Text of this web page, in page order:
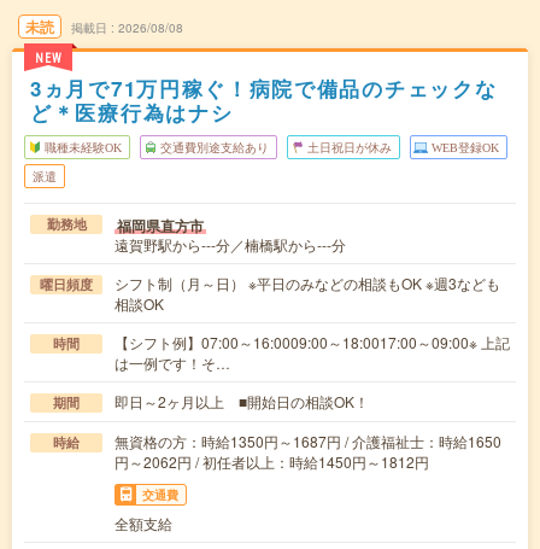
未読
NEW
掲載日 2026/08/08
3ヵ月で71万円稼ぐ！病院で備品のチェックな
ど＊医療行為はナシ
職種未経験OK 交通費別途支給あり 土日祝日が休み WEB登録OK
派遣
勤務地 福岡県直方市
遠賀野駅から---分／楠橋駅から---分
曜日頻度
シフト制（月～日） ※平日のみなどの相談もOK ※週3なども
相談OK
時間
【シフト例】07:00～16:0009:00～18:0017:00～09:00※ 上記
は一例です！そ…
期間 即日～2ヶ月以上 ■開始日の相談OK！
時給
無資格の方：時給1350円～1687円 / 介護福祉士：時給1650
円～2062円 / 初任者以上：時給1450円～1812円
交通費
全額支給